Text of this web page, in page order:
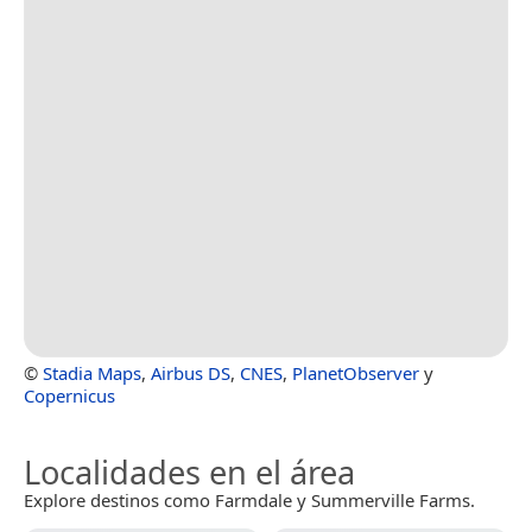
© Stadia Maps, Airbus DS, CNES, PlanetObserver y
Copernicus
Localidades en el área
Explore destinos como Farmdale y Summerville Farms.